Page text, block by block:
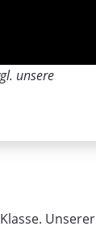
unsere
Unserer